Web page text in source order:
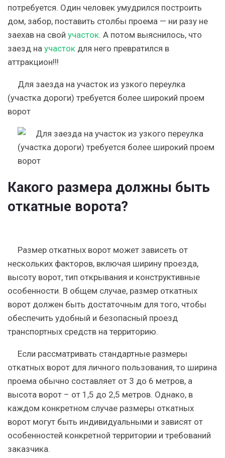
потребуется. Один человек умудрился построить
дом, забор, поставить столбы проема — ни разу не
заехав на свой участок. А потом выяснилось, что
заезд на участок для него превратился в
аттракцион!!!
Для заезда на участок из узкого переулка
(участка дороги) требуется более широкий проем
ворот
Какого размера должны быть
откатные ворота?
Размер откатных ворот может зависеть от
нескольких факторов, включая ширину проезда,
высоту ворот, тип открывания и конструктивные
особенности. В общем случае, размер откатных
ворот должен быть достаточным для того, чтобы
обеспечить удобный и безопасный проезд
транспортных средств на территорию.
Если рассматривать стандартные размеры
откатных ворот для личного пользования, то ширина
проема обычно составляет от 3 до 6 метров, а
высота ворот – от 1,5 до 2,5 метров. Однако, в
каждом конкретном случае размеры откатных
ворот могут быть индивидуальными и зависят от
особенностей конкретной территории и требований
заказчика.